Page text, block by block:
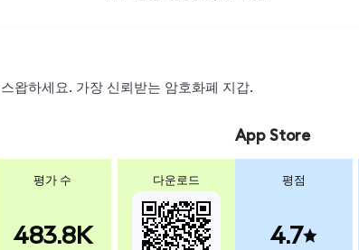
왑하세요. 가장 신뢰받는 암호화폐 지갑.
평가 수
483.8K
다운로드
App Store
평점
4.7